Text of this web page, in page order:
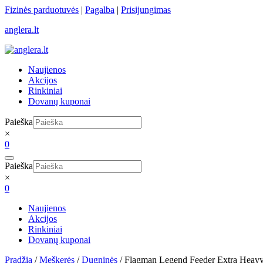
Skip
content
Fizinės parduotuvės | Pagalba | Prisijungimas
anglera.lt
Naujienos
Akcijos
Rinkiniai
Dovanų kuponai
Paieška
×
0
Paieška
×
0
Naujienos
Akcijos
Rinkiniai
Dovanų kuponai
Pradžia /Meškerės /Dugninės / Flagman Legend Feeder Extra